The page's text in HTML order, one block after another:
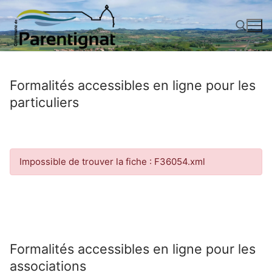
Aller
contenu
Formalités accessibles en ligne pour les
particuliers
Impossible de trouver la fiche : F36054.xml
Formalités accessibles en ligne pour les
associations